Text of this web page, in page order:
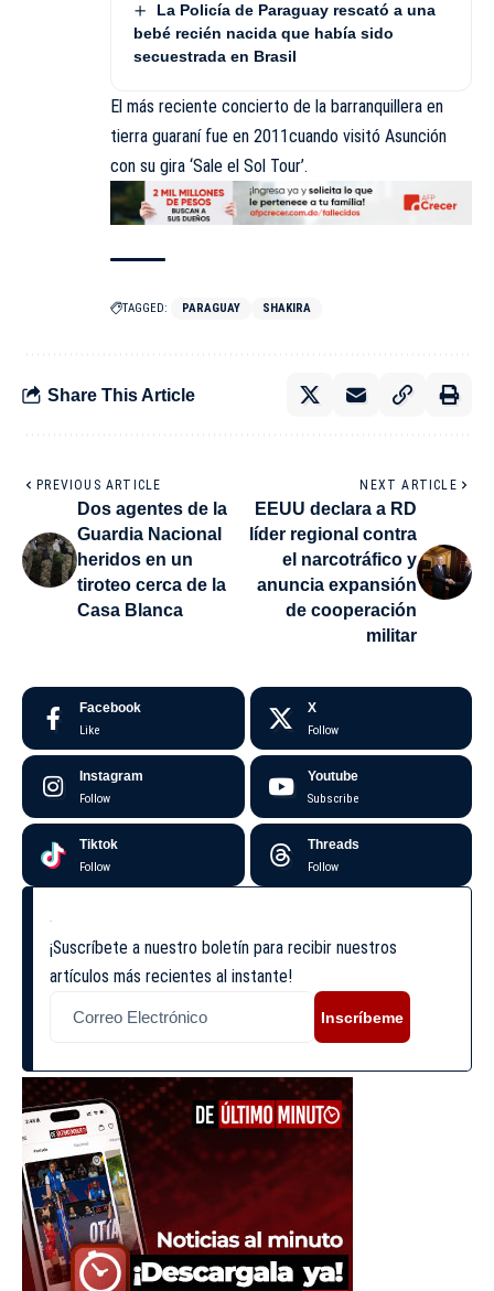
La Policía de Paraguay rescató a una
bebé recién nacida que había sido
secuestrada en Brasil
El más reciente concierto de la barranquillera en
tierra guaraní fue en 2011cuando visitó Asunción
con su gira ‘Sale el Sol Tour’.
TAGGED: PARAGUAY SHAKIRA
Share This Article
PREVIOUS ARTICLE
Dos agentes de la
Guardia Nacional
heridos en un
tiroteo cerca de la
Casa Blanca
NEXT ARTICLE
EEUU declara a RD
líder regional contra
el narcotráfico y
anuncia expansión
de cooperación
militar
Facebook
Like
X
Follow
Instagram
Follow
Youtube
Subscribe
Tiktok
Follow
Threads
Follow
¡Suscríbete a nuestro boletín para recibir nuestros
artículos más recientes al instante!
Inscríbeme